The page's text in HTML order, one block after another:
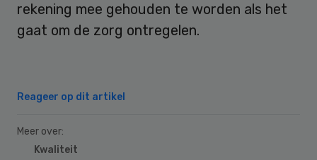
rekening mee gehouden te worden als het
gaat om de zorg ontregelen.
Reageer op dit artikel
Meer over:
Kwaliteit